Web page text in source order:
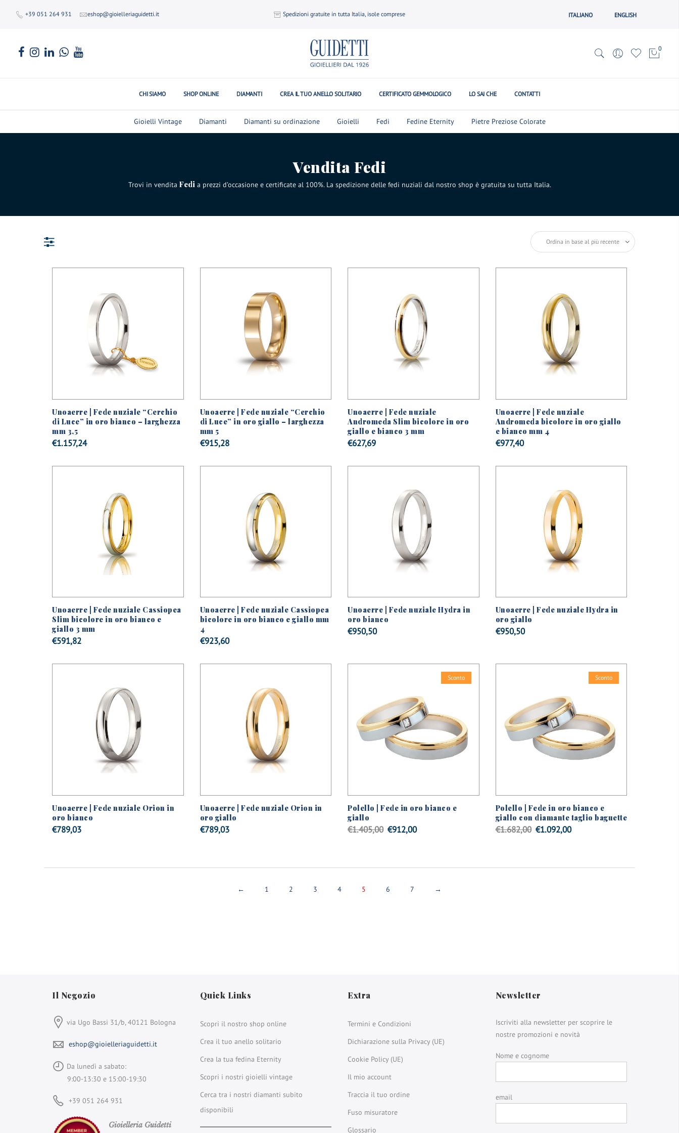
+39 051 264 931 eshop@gioielleriaguidetti.it Spedizioni gratuite in tutta Italia, isole comprese ITALIANO ENGLISH
0
CHI SIAMO SHOP ONLINE DIAMANTI CREA IL TUO ANELLO SOLITARIO CERTIFICATO GEMMOLOGICO LO SAI CHE CONTATTI
Gioielli Vintage Diamanti Diamanti su ordinazione Gioielli Fedi Fedine Eternity Pietre Preziose Colorate
Vendita Fedi
Trovi in vendita Fedia prezzi d’occasione e certificate al 100%. La spedizione delle fedi nuziali dal nostro shop è gratuita su tutta Italia.
Unoaerre | Fede nuziale “Cerchio
di Luce” in oro bianco – larghezza
mm 3,5
€1.157,24
Unoaerre | Fede nuziale “Cerchio
di Luce” in oro giallo – larghezza
mm 5
€915,28
Unoaerre | Fede nuziale
Andromeda Slim bicolore in oro
giallo e bianco 3 mm
€627,69
Unoaerre | Fede nuziale
Andromeda bicolore in oro giallo
e bianco mm 4
€977,40
Unoaerre | Fede nuziale Cassiopea
Slim bicolore in oro bianco e
giallo 3 mm
€591,82
Unoaerre | Fede nuziale Cassiopea
bicolore in oro bianco e giallo mm
4
€923,60
Unoaerre | Fede nuziale Hydra in
oro bianco
€950,50
Unoaerre | Fede nuziale Hydra in
oro giallo
€950,50
Unoaerre | Fede nuziale Orion in
oro bianco
€789,03
Unoaerre | Fede nuziale Orion in
oro giallo
€789,03
Sconto
Polello | Fede in oro bianco e
giallo
€1.405,00 Il
€1.405,00.
€912,00Il
€912,00.
Sconto
Polello | Fede in oro bianco e
giallo con diamante taglio baguette
€1.682,00 Il
€1.092,00Il
← 1 2 3 4 5 6 7 →
Il Negozio
via Ugo Bassi 31/b, 40121 Bologna
eshop@gioielleriaguidetti.it
Da lunedì a sabato:
9:00-13:30 e 15:00-19:30
+39 051 264 931
Gioielleria Guidetti
Quick Links
Scopri il nostro shop online
Crea il tuo anello solitario
Crea la tua fedina Eternity
Scopri i nostri gioielli vintage
Cerca tra i nostri diamanti subito
disponibili
Extra
Termini e Condizioni
Dichiarazione sulla Privacy (UE)
Cookie Policy (UE)
Il mio account
Traccia il tuo ordine
Fuso misuratore
Glossario
Newsletter
Iscriviti alla newsletter per scoprire le
nostre promozioni e novità
Nome e cognome
email